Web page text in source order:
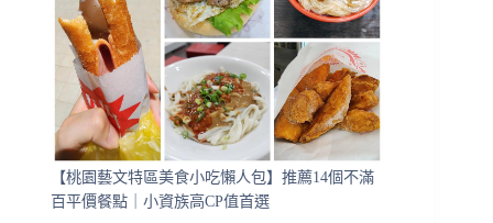
【桃園藝文特區美食小吃懶人包】推薦14個不滿
百平價餐點｜小資族高CP值首選